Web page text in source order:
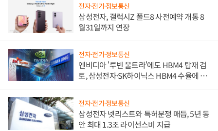
전자·전기·정보통신
삼성전자, 갤럭시Z 폴드8 사전예약 개통 8
월31일까지 연장
전자·전기·정보통신
엔비디아 '루빈 울트라'에도 HBM4 탑재 검
토, 삼성전자·SK하이닉스 HBM4 수율에 주
전자·전기·정보통신
삼성전자 넷리스트와 특허분쟁 매듭, 5년 동
안 최대 1.3조 라이선스비 지급